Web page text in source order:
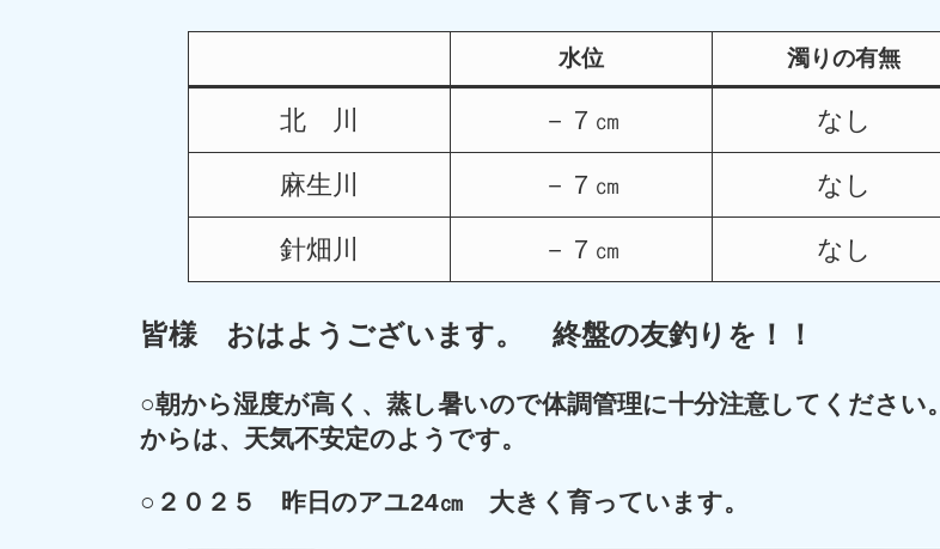
水位 濁りの有無
北 川 －７㎝ なし
麻生川 －７㎝ なし
針畑川 －７㎝ なし
皆様 おはようございます。 終盤の友釣りを！！
○朝から湿度が高く、蒸し暑いので体調管理に十分注意してください。
からは、天気不安定のようです。
○２０２５ 昨日のアユ24㎝ 大きく育っています。